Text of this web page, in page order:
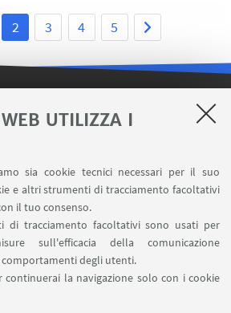
UTILIZZA I
sia cookie tecnici necessari per il suo
e altri strumenti di tracciamento facoltativi
il tuo consenso.
di tracciamento facoltativi sono usati per
sull'efficacia della comunicazione
degli utenti.
continuerai la navigazione solo con i cookie
2 3 4 5
LINK UTILI
riservata FILO
U-Web Missioni
AlmaEsami
AlmaWifi
da remoto
Azzo Gardino